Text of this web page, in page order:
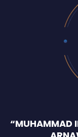
“MUHAMMAD